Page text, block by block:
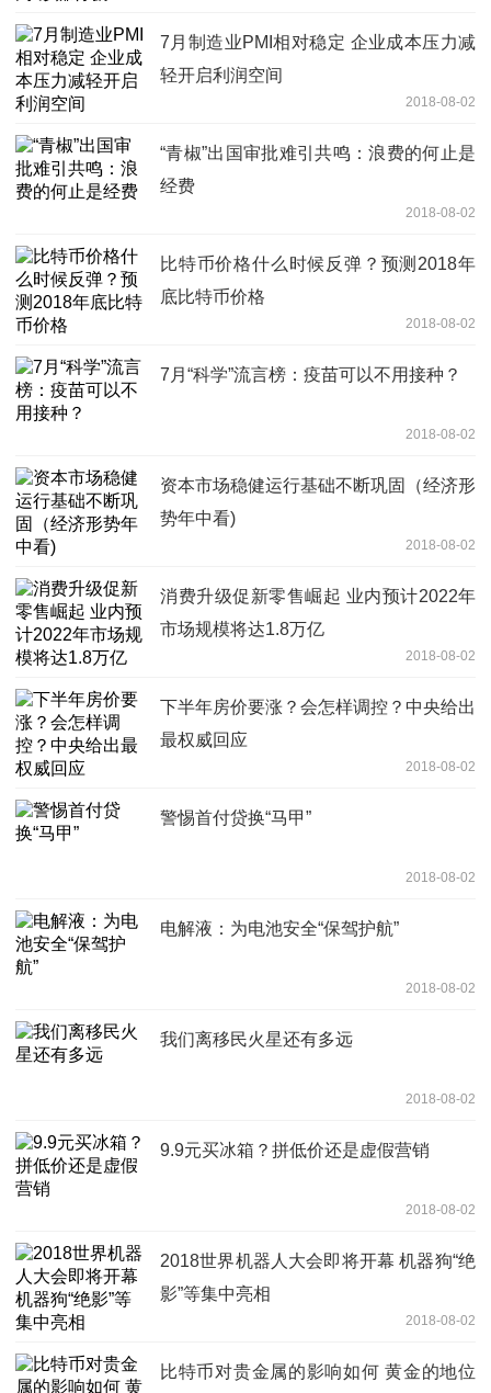
7月制造业PMI相对稳定 企业成本压力减
轻开启利润空间
2018-08-02
“青椒”出国审批难引共鸣：浪费的何止是
经费
2018-08-02
比特币价格什么时候反弹？预测2018年
底比特币价格
2018-08-02
7月“科学”流言榜：疫苗可以不用接种？
2018-08-02
资本市场稳健运行基础不断巩固（经济形
势年中看)
2018-08-02
消费升级促新零售崛起 业内预计2022年
市场规模将达1.8万亿
2018-08-02
下半年房价要涨？会怎样调控？中央给出
最权威回应
2018-08-02
警惕首付贷换“马甲”
2018-08-02
电解液：为电池安全“保驾护航”
2018-08-02
我们离移民火星还有多远
2018-08-02
9.9元买冰箱？拼低价还是虚假营销
2018-08-02
2018世界机器人大会即将开幕 机器狗“绝
影”等集中亮相
2018-08-02
比特币对贵金属的影响如何 黄金的地位